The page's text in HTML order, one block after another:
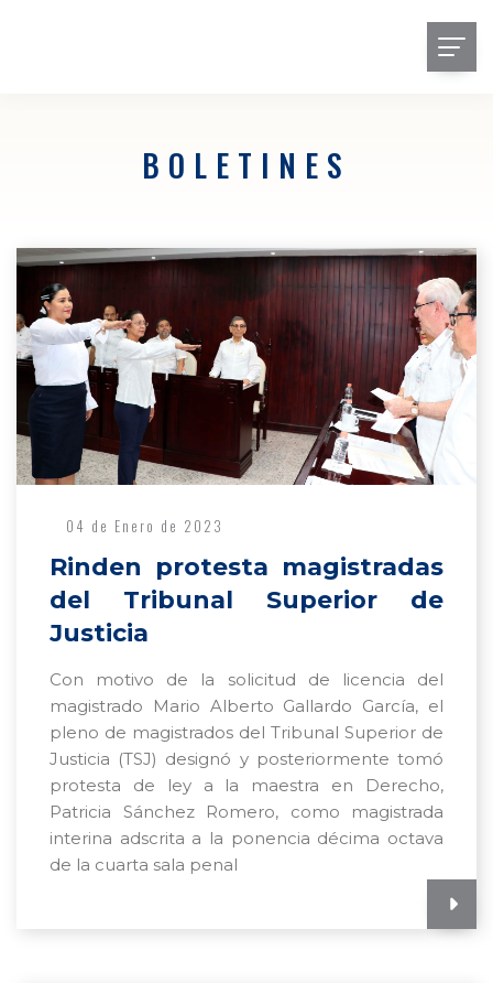
BOLETINES
04 de Enero de 2023
Rinden protesta magistradas
del Tribunal Superior de
Justicia
Con motivo de la solicitud de licencia del
magistrado Mario Alberto Gallardo García, el
pleno de magistrados del Tribunal Superior de
Justicia (TSJ) designó y posteriormente tomó
protesta de ley a la maestra en Derecho,
Patricia Sánchez Romero, como magistrada
interina adscrita a la ponencia décima octava
de la cuarta sala penal